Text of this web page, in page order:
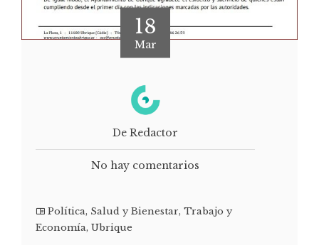
18
Mar
De Redactor
No hay comentarios
Política, Salud y Bienestar, Trabajo y
Economía, Ubrique